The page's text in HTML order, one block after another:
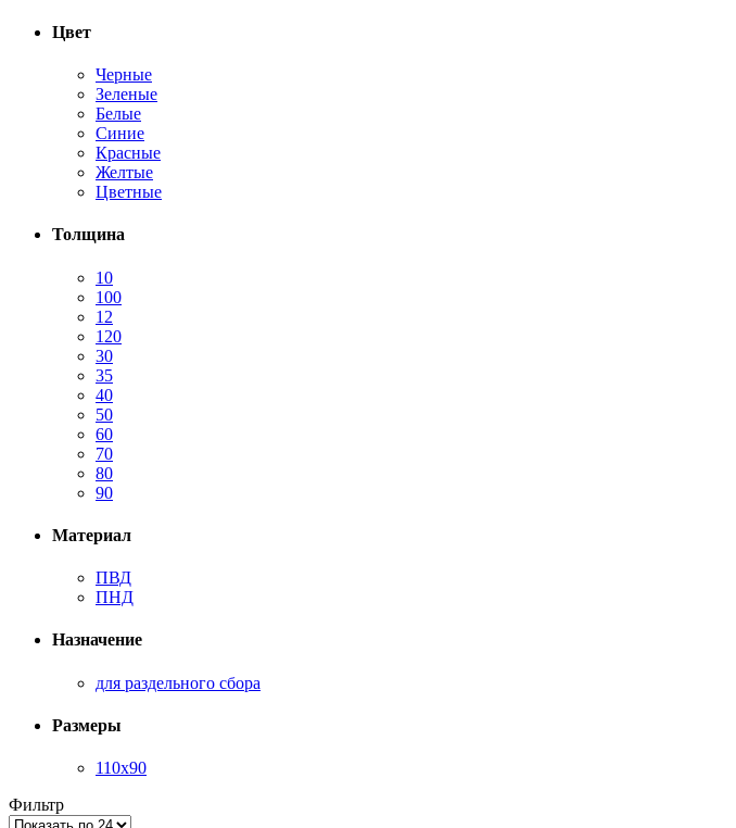
Цвет
Черные
Зеленые
Белые
Синие
Красные
Желтые
Цветные
Толщина
10
100
12
120
30
35
40
50
60
70
80
90
Материал
ПВД
ПНД
Назначение
для раздельного сбора
Размеры
110х90
Фильтр